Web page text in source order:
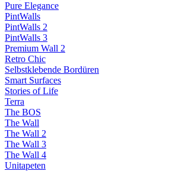
Pure Elegance
PintWalls
PintWalls 2
PintWalls 3
Premium Wall 2
Retro Chic
Selbstklebende Bordüren
Smart Surfaces
Stories of Life
Terra
The BOS
The Wall
The Wall 2
The Wall 3
The Wall 4
Unitapeten